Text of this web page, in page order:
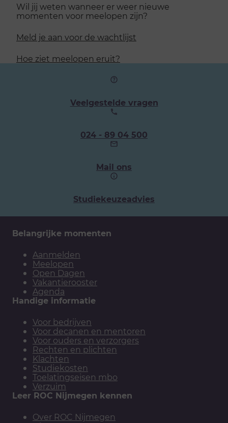
Wil jij weten wanneer er weer nieuwe
momenten voor meelopen zijn?
Meld je aan voor de wachtlijst
Hoe ziet meelopen eruit?
Veelgestelde vragen
Ons
telefoonnummer:
024 - 89 04 500
Mail ons
Studiekeuzeadvies
Belangrijke momenten
Aanmelden
Meelopen
Open Dagen
Vakantierooster
Agenda
Handige informatie
Voor bedrijven
Voor decanen en mentoren
Voor ouders en verzorgers
Rechten en plichten
Klachten
Studiekosten
Toelatingseisen mbo
Verzuim
Leer ROC Nijmegen kennen
Over ROC Nijmegen